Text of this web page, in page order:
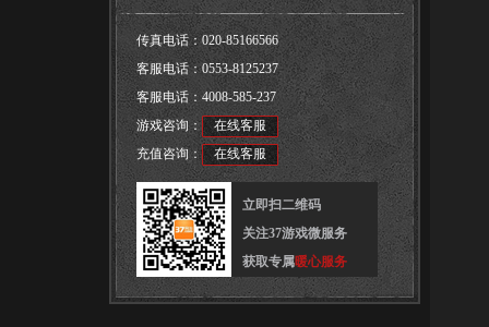
传真电话： 020-85166566
客服电话：0553-8125237
客服电话： 4008-585-237
游戏咨询：
在线客服
充值咨询：
在线客服
立即扫二维码
关注37游戏微服务
获取专属暖心服务